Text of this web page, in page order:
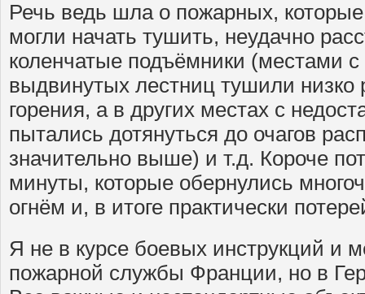
Речь ведь шла о пожарных, которые
могли начать тушить, неудачно
коленчатые подъёмники (местами
выдвинутых лестниц тушили низко
горения, а в других местах с
пытались дотянуться до очагов
значительно выше) и т.д. Короче
минуты, которые обернулись
огнём и, в итоге практически
Я не в курсе боевых инструкций и
пожарной службы Франции, но в